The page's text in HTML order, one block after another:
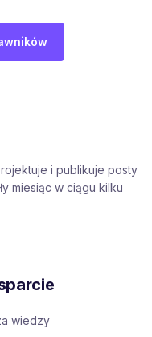
i publikuje posty
miesiąc w ciągu kilku
wiedzy